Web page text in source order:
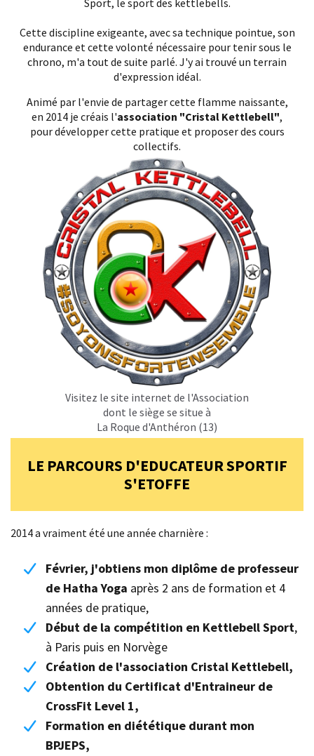
Sport, le sport des kettlebells.
Cette discipline exigeante, avec sa technique pointue, son
endurance et cette volonté nécessaire pour tenir sous le
chrono, m'a tout de suite parlé. J'y ai trouvé un terrain
d'expression idéal.
Animé par l'envie de partager cette flamme naissante,
en 2014 je créais l'association "Cristal Kettlebell",
pour développer cette pratique et proposer des cours
collectifs.
Visitez le site internet de l'Association
dont le siège se situe à
La Roque d'Anthéron (13)
LE PARCOURS D'EDUCATEUR SPORTIF
S'ETOFFE
2014 a vraiment été une année charnière :
Février, j'obtiens mon diplôme de professeur
de Hatha Yoga après 2 ans de formation et 4
années de pratique,
Début de la compétition en Kettlebell Sport,
à Paris puis en Norvège
Création de l'association Cristal Kettlebell,
Obtention du Certificat d'Entraineur de
CrossFit Level 1,
Formation en diététique durant mon
BPJEPS,